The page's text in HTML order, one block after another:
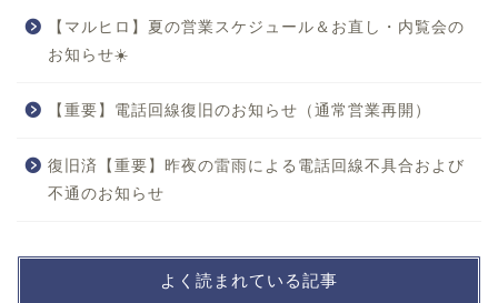
【マルヒロ】夏の営業スケジュール＆お直し・内覧会の
お知らせ☀️
【重要】電話回線復旧のお知らせ（通常営業再開）
復旧済【重要】昨夜の雷雨による電話回線不具合および
不通のお知らせ
よく読まれている記事